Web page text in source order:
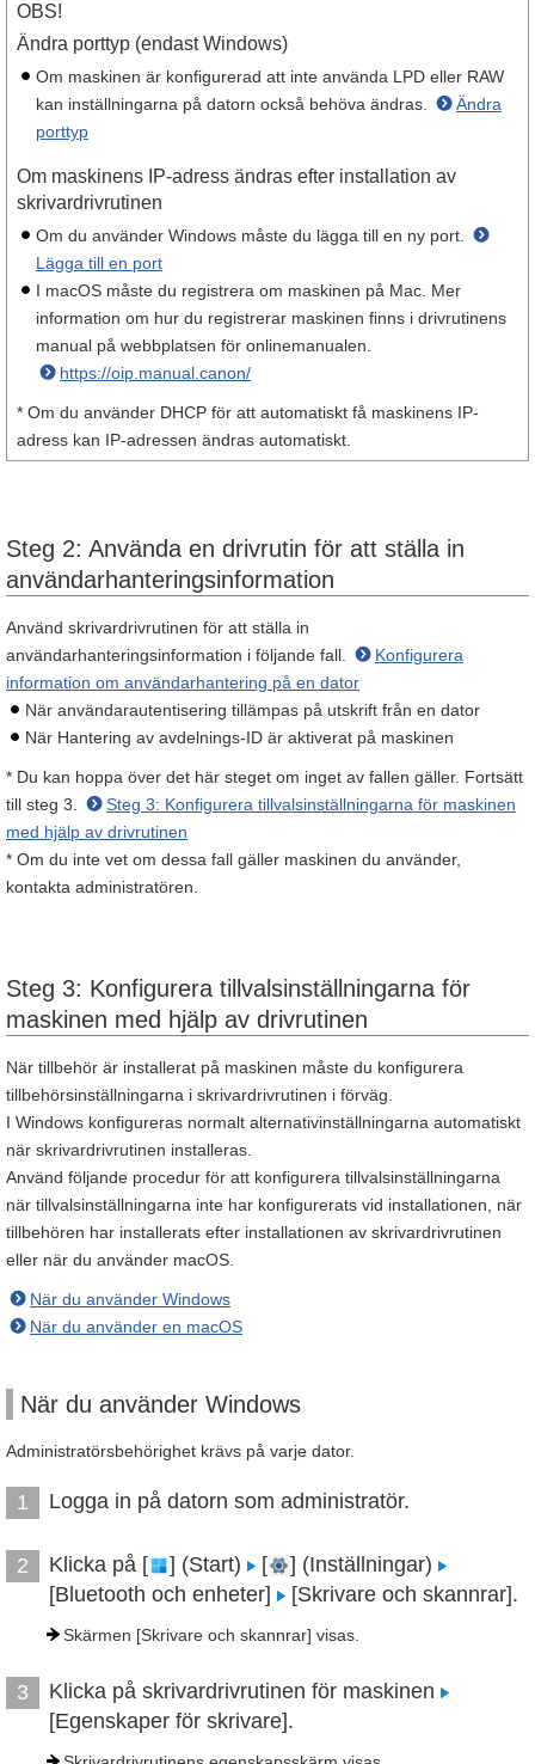
OBS!
Ändra porttyp (endast Windows)
Om maskinen är konfigurerad att inte använda LPD eller RAW
kan inställningarna på datorn också behöva ändras.
Ändra
porttyp
Om maskinens IP-adress ändras efter installation av
skrivardrivrutinen
Om du använder Windows måste du lägga till en ny port.
Lägga till en port
I macOS måste du registrera om maskinen på Mac. Mer
information om hur du registrerar maskinen finns i drivrutinens
manual på webbplatsen för onlinemanualen.
https://oip.manual.canon/
* Om du använder DHCP för att automatiskt få maskinens IP-
adress kan IP-adressen ändras automatiskt.
Steg 2: Använda en drivrutin för att ställa in
användarhanteringsinformation
Använd skrivardrivrutinen för att ställa in
användarhanteringsinformation i följande fall.
Konfigurera
information om användarhantering på en dator
När användarautentisering tillämpas på utskrift från en dator
När Hantering av avdelnings-ID är aktiverat på maskinen
* Du kan hoppa över det här steget om inget av fallen gäller. Fortsätt
till steg 3.
Steg 3: Konfigurera tillvalsinställningarna för maskinen
med hjälp av drivrutinen
* Om du inte vet om dessa fall gäller maskinen du använder,
kontakta administratören.
Steg 3: Konfigurera tillvalsinställningarna för
maskinen med hjälp av drivrutinen
När tillbehör är installerat på maskinen måste du konfigurera
tillbehörsinställningarna i skrivardrivrutinen i förväg.
I Windows konfigureras normalt alternativinställningarna automatiskt
när skrivardrivrutinen installeras.
Använd följande procedur för att konfigurera tillvalsinställningarna
när tillvalsinställningarna inte har konfigurerats vid installationen, när
tillbehören har installerats efter installationen av skrivardrivrutinen
eller när du använder macOS.
När du använder Windows
När du använder en macOS
När du använder Windows
Administratörsbehörighet krävs på varje dator.
1 Logga in på datorn som administratör.
2 Klicka på [ ] (Start) [
] (Inställningar)
[Bluetooth och enheter]
[Skrivare och skannrar].
Skärmen [Skrivare och skannrar] visas.
3
Klicka på skrivardrivrutinen för maskinen
[Egenskaper för skrivare].